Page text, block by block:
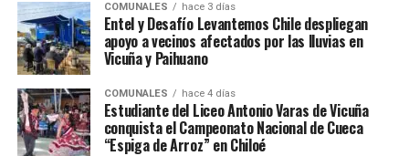
COMUNALES hace 3 días
Entel y Desafío Levantemos Chile despliegan
apoyo a vecinos afectados por las lluvias en
Vicuña y Paihuano
COMUNALES hace 4 días
Estudiante del Liceo Antonio Varas de Vicuña
conquista el Campeonato Nacional de Cueca
“Espiga de Arroz” en Chiloé